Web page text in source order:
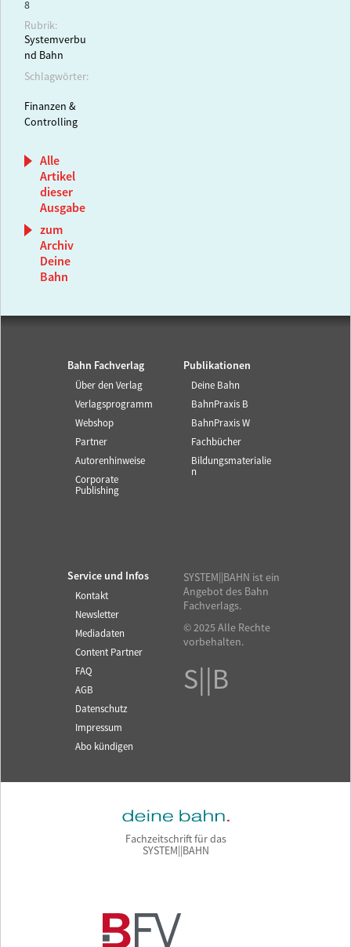
8
Rubrik:
Systemverbu
nd Bahn
Schlagwörter:
Finanzen &
Controlling
Alle
Artikel
dieser
Ausgabe
zum
Archiv
Deine
Bahn
Bahn Fachverlag
Über den Verlag
Verlagsprogramm
Webshop
Partner
Autorenhinweise
Corporate
Publishing
Publikationen
Deine Bahn
BahnPraxis B
BahnPraxis W
Fachbücher
Bildungsmaterialie
n
Service und Infos
Kontakt
Newsletter
Mediadaten
Content Partner
FAQ
AGB
Datenschutz
Impressum
Abo kündigen
SYSTEM||BAHN ist ein
Angebot des Bahn
Fachverlags.
© 2025 Alle Rechte
vorbehalten.
S||B
Fachzeitschrift für das
SYSTEM||BAHN